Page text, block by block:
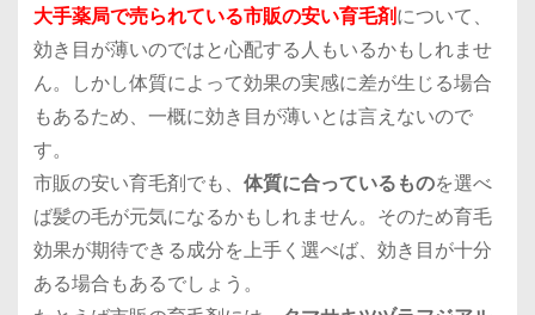
大手薬局で売られている市販の安い育毛剤について、
効き目が薄いのではと心配する人もいるかもしれませ
ん。しかし体質によって効果の実感に差が生じる場合
もあるため、一概に効き目が薄いとは言えないので
す。
市販の安い育毛剤でも、 体質に合っているものを選べ
ば髪の毛が元気になるかもしれません。そのため育毛
効果が期待できる成分を上手く選べば、効き目が十分
ある場合もあるでしょう。